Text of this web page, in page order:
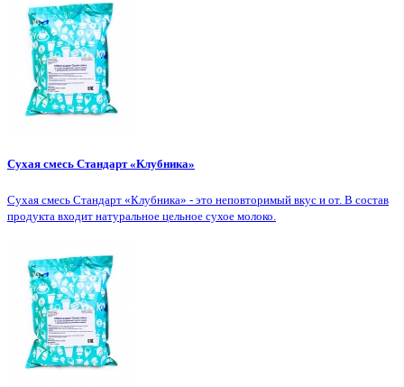
Сухая смесь Стандарт «Клубника»
Сухая смесь Стандарт «Клубника» - это неповторимый вкус и от. В состав
продукта входит натуральное цельное сухое молоко.